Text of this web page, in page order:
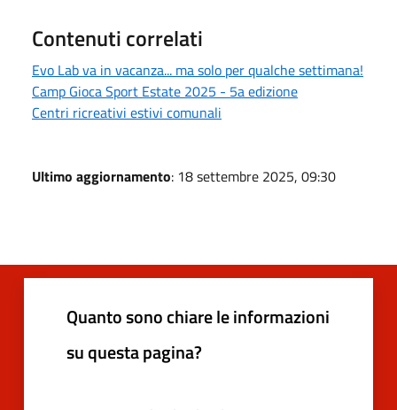
Contenuti correlati
Evo Lab va in vacanza... ma solo per qualche settimana!
Camp Gioca Sport Estate 2025 - 5a edizione
Centri ricreativi estivi comunali
Ultimo aggiornamento: 18 settembre 2025, 09:30
Quanto sono chiare le informazioni
su questa pagina?